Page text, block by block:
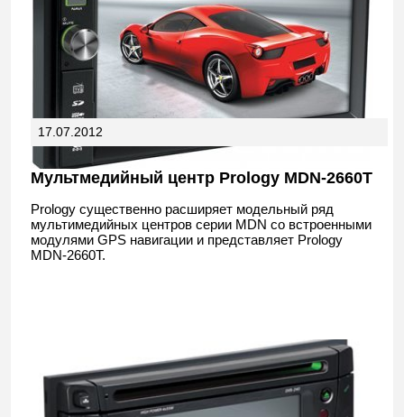
17.07.2012
Мультмедийный центр Prology MDN-2660T
Prology существенно расширяет модельный ряд
мультимедийных центров серии MDN со встроенными
модулями GPS навигации и представляет Prology
MDN-2660T.